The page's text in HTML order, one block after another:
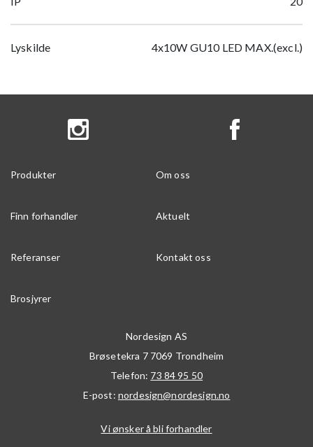
Lyskilde 4x10W GU10 LED MAX.(excl.)
Produkter Om oss
Finn forhandler Aktuelt
Referanser Kontakt oss
Brosjyrer
Nordesign AS
Brøsetekra 7 7069 Trondheim
Telefon: 73 84 95 50
E-post: nordesign@nordesign.no
Vi ønsker å bli forhandler